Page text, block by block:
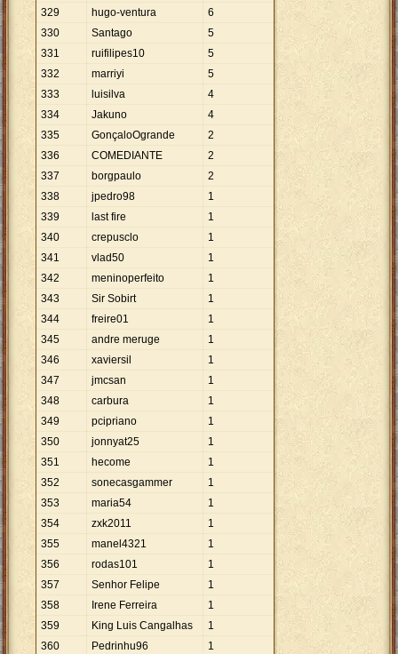
329
hugo-ventura
6
330
Santago
5
331
ruifilipes10
5
332
marriyi
5
333
luisilva
4
334
Jakuno
4
335
GonçaloOgrande
2
336
COMEDIANTE
2
337
borgpaulo
2
338
jpedro98
1
339
last fire
1
340
crepusclo
1
341
vlad50
1
342
meninoperfeito
1
343
Sir Sobirt
1
344
freire01
1
345
andre meruge
1
346
xaviersil
1
347
jmcsan
1
348
carbura
1
349
pcipriano
1
350
jonnyat25
1
351
hecome
1
352
sonecasgammer
1
353
maria54
1
354
zxk2011
1
355
manel4321
1
356
rodas101
1
357
Senhor Felipe
1
358
Irene Ferreira
1
359
King Luis Cangalhas
1
360
Pedrinhu96
1